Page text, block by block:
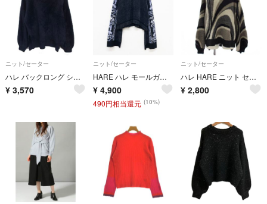
ニット/セーター
ハレ バックロング シャギーニット セーター モックネック スリット 長袖 F
¥ 3,570
ニット/セーター
HARE ハレ モールガラニット ニットトップス クロップド ショート丈 フリンジ レーヨン ポリエステル ブラック レディース F b00962
¥ 4,900
490円相当還元 (10%)
ニット/セーター
ハレ HARE ニット セーター F 黒 ブラック グレー 長袖 ハイネック
¥ 2,800